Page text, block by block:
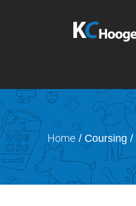
Home / Coursing /